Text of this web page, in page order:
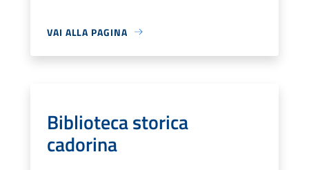
VAI ALLA PAGINA
Biblioteca storica
cadorina